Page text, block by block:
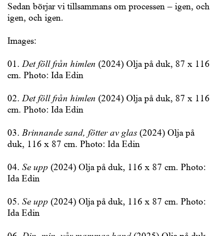
Sedan börjar vi tillsammans om processen – igen, och
igen, och igen.
Images:
01.Det föll från himlen (2024) Olja på duk, 87 x 116
cm. Photo: Ida Edin
02.Det föll från himlen (2024) Olja på duk, 87 x 116
cm. Photo: Ida Edin
03.Brinnande sand, fötter av glas (2024) Olja på
duk, 116 x 87 cm. Photo: Ida Edin
04. Se upp (2024) Olja på duk, 116 x 87 cm. Photo:
Ida Edin
05. Se upp (2024) Olja på duk, 116 x 87 cm. Photo:
Ida Edin